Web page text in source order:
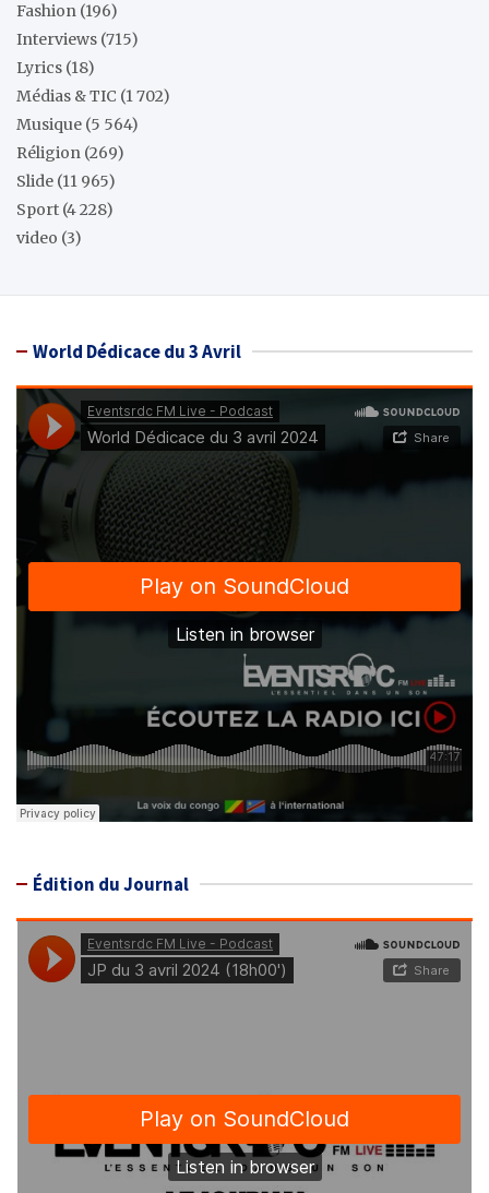
Fashion (196)
Interviews (715)
Lyrics (18)
Médias & TIC (1 702)
Musique (5 564)
Réligion (269)
Slide (11 965)
Sport (4 228)
video (3)
World Dédicace du 3 Avril
Édition du Journal